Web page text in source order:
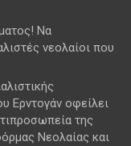
Να
νεολαίοι που
Ερντογάν οφείλει
της
Νεολαίας και